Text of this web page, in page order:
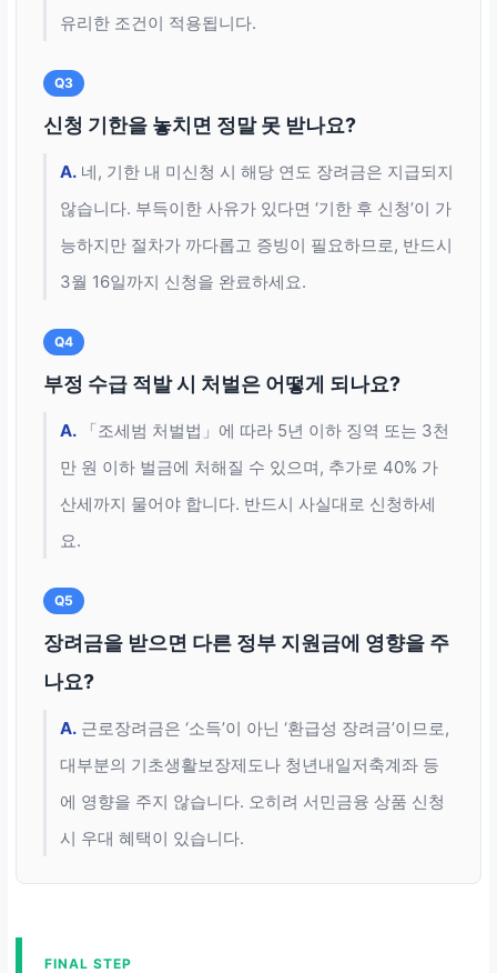
유리한 조건이 적용됩니다.
Q3
신청 기한을 놓치면 정말 못 받나요?
A. 네, 기한 내 미신청 시 해당 연도 장려금은 지급되지
않습니다. 부득이한 사유가 있다면 ‘기한 후 신청’이 가
능하지만 절차가 까다롭고 증빙이 필요하므로, 반드시
3월 16일까지 신청을 완료하세요.
Q4
부정 수급 적발 시 처벌은 어떻게 되나요?
A. 「조세범 처벌법」에 따라 5년 이하 징역 또는 3천
만 원 이하 벌금에 처해질 수 있으며, 추가로 40% 가
산세까지 물어야 합니다. 반드시 사실대로 신청하세
요.
Q5
장려금을 받으면 다른 정부 지원금에 영향을 주
나요?
A. 근로장려금은 ‘소득’이 아닌 ‘환급성 장려금’이므로,
대부분의 기초생활보장제도나 청년내일저축계좌 등
에 영향을 주지 않습니다. 오히려 서민금융 상품 신청
시 우대 혜택이 있습니다.
FINAL STEP